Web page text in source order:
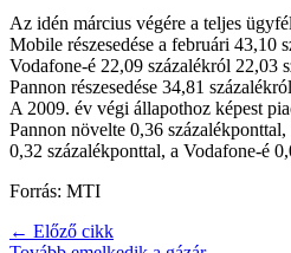
Az idén március végére a teljes
Mobile részesedése a februári 43,10
Vodafone-é 22,09 százalékról 22,03
Pannon részesedése 34,81
A 2009. év végi állapothoz képest
Pannon növelte 0,36
0,32 százalékponttal, a Vodafone-é
Forrás: MTI
← Előző cikk